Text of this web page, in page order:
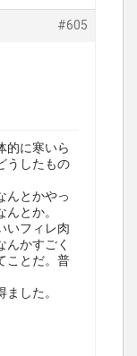
#605
的に寒いら
うしたもの
んとかやっ
とか。
いフィレ肉
んかすごく
ことだ。普
した。